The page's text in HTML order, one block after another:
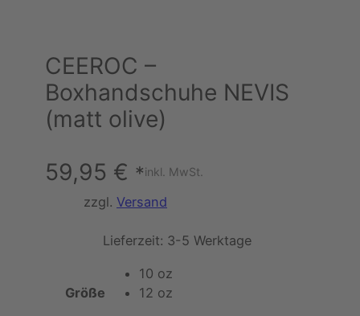
CEEROC –
Boxhandschuhe NEVIS
(matt olive)
59,95 € *inkl. MwSt.
zzgl. Versand
Lieferzeit: 3-5 Werktage
Größe
10 oz
12 oz